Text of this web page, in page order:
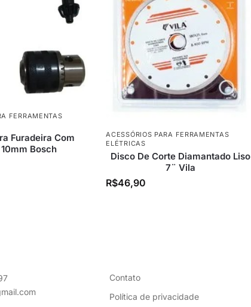
FERRAMENTAS
Furadeira Com
Bosch
ACESSÓRIOS PARA FERRAMENTAS
ELÉTRICAS
Disco De Corte Diamantado Liso
7¨ Vila
R$46,90
Contato
Política de privacidade